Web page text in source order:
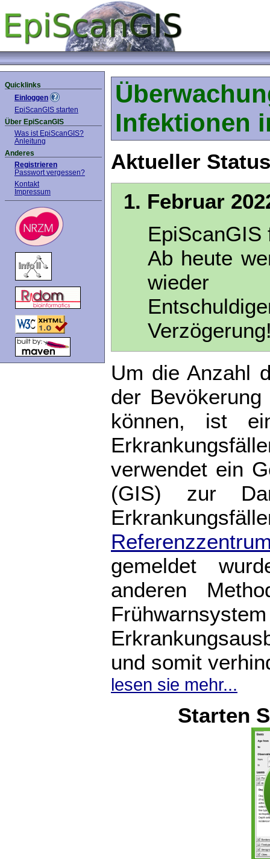
Quicklinks
Einloggen
EpiScanGIS starten
Über EpiScanGIS
Was ist EpiScanGIS?
Anleitung
Anderes
Registrieren
Passwort vergessen?
Kontakt
Impressum
Infektionen
Aktueller
1. Februar
EpiScanGIS
Ab heute
Um die Anzahl
der
können, ist
verwendet ein
(GIS) zur
gemeldet
anderen
und somit
lesen sie mehr...
Starten